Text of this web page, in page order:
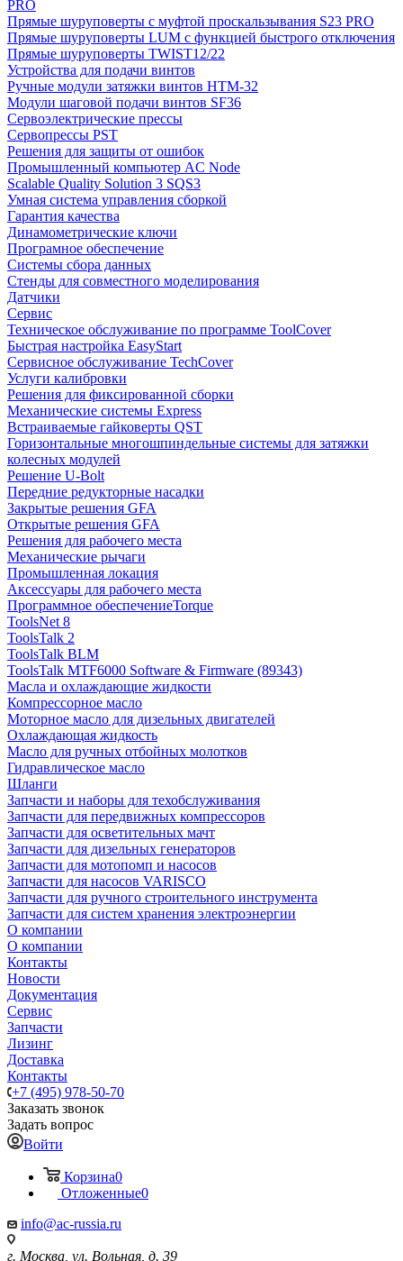
PRO
Прямые шуруповерты с муфтой проскальзывания S23 PRO
Прямые шуруповерты LUM с функцией быстрого отключения
Прямые шуруповерты TWIST12/22
Устройства для подачи винтов
Ручные модули затяжки винтов HTM-32
Модули шаговой подачи винтов SF36
Сервоэлектрические прессы
Сервопрессы PST
Решения для защиты от ошибок
Промышленный компьютер AC Node
Scalable Quality Solution 3 SQS3
Умная система управления сборкой
Гарантия качества
Динамометрические ключи
Програмное обеспечение
Системы сбора данных
Стенды для совместного моделирования
Датчики
Сервис
Техническое обслуживание по программе ToolCover
Быстрая настройка EasyStart
Cервисное обслуживание TechCover
Услуги калибровки
Решения для фиксированной сборки
Механические системы Express
Встраиваемые гайковерты QST
Горизонтальные многошпиндельные системы для затяжки
колесных модулей
Решение U-Bolt
Передние редукторные насадки
Закрытые решения GFA
Открытые решения GFA
Решения для рабочего места
Механические рычаги
Промышленная локация
Аксессуары для рабочего места
Программное обеспечениеTorque
ToolsNet 8
ToolsTalk 2
ToolsTalk BLM
ToolsTalk MTF6000 Software & Firmware (89343)
Масла и охлаждающие жидкости
Компрессорное масло
Моторное масло для дизельных двигателей
Охлаждающая жидкость
Масло для ручных отбойных молотков
Гидравлическое масло
Шланги
Запчасти и наборы для техобслуживания
Запчасти для передвижных компрессоров
Запчасти для осветительных мачт
Запчасти для дизельных генераторов
Запчасти для мотопомп и насосов
Запчасти для насосов VARISCO
Запчасти для ручного строительного инструмента
Запчасти для систем хранения электроэнергии
О компании
О компании
Контакты
Новости
Документация
Сервис
Запчасти
Лизинг
Доставка
Контакты
+7 (495) 978-50-70
Заказать звонок
Задать вопрос
Войти
Корзина0
Отложенные0
info@ac-russia.ru
г. Москва, ул. Вольная, д. 39